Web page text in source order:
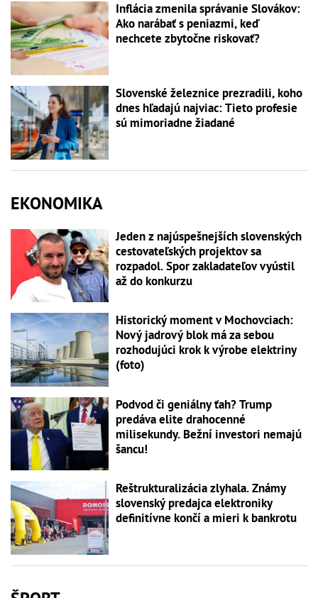
Inflácia zmenila správanie Slovákov:
Ako narábať s peniazmi, keď
nechcete zbytočne riskovať?
Slovenské železnice prezradili, koho
dnes hľadajú najviac: Tieto profesie
sú mimoriadne žiadané
EKONOMIKA
Jeden z najúspešnejších slovenských
cestovateľských projektov sa
rozpadol. Spor zakladateľov vyústil
až do konkurzu
Historický moment v Mochovciach:
Nový jadrový blok má za sebou
rozhodujúci krok k výrobe elektriny
(foto)
Podvod či geniálny ťah? Trump
predáva elite drahocenné
milisekundy. Bežní investori nemajú
šancu!
Reštrukturalizácia zlyhala. Známy
slovenský predajca elektroniky
definitívne končí a mieri k bankrotu